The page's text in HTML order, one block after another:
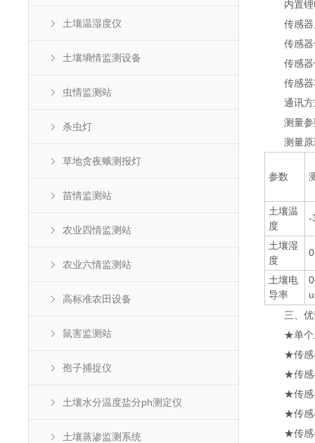
土壤温湿度仪
土壤墒情监测设备
虫情监测站
杀虫灯
草地贪夜蛾测报灯
苗情监测站
农业四情监测站
农业六情监测站
高标准农田设备
鼠害监测站
孢子捕捉仪
土壤水分温度盐分ph测定仪
土壤蒸渗监测系统
内置锂
传感器
传感器
传感器
传感器
通讯方
测量参数
测量原理
参数
土壤温
度
-
土壤湿
度
土壤电
导率
三、优
★单个土
★传感器
★传感器
★传感器
★传感器
★传感器